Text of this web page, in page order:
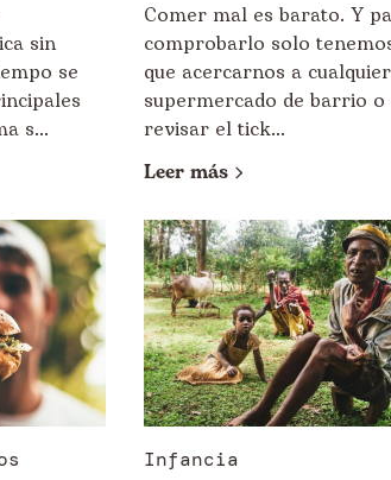
sin
se
s...
Comer mal es barato. Y
comprobarlo solo
que acercarnos a cualquier
supermercado de barrio o
revisar el tick...
Leer más
Infancia